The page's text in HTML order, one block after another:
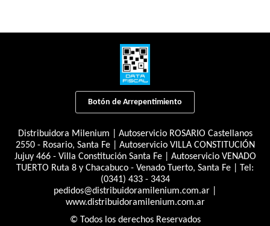
Botón de Arrepentimiento
Distribuidora Milenium | Autoservicio ROSARIO Castellanos
2550 - Rosario, Santa Fe | Autoservicio VILLA CONSTITUCIÓN
Jujuy 466 - Villa Constitución Santa Fe | Autoservicio VENADO
TUERTO Ruta 8 y Chacabuco - Venado Tuerto, Santa Fe | Tel:
(0341) 433 - 3434
pedidos@distribuidoramilenium.com.ar
www.distribuidoramilenium.com.ar
© Todos los derechos Reservados